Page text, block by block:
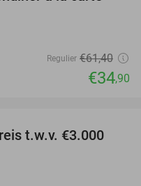
Regulier €61,40
€34,90
t.w.v. €3.000